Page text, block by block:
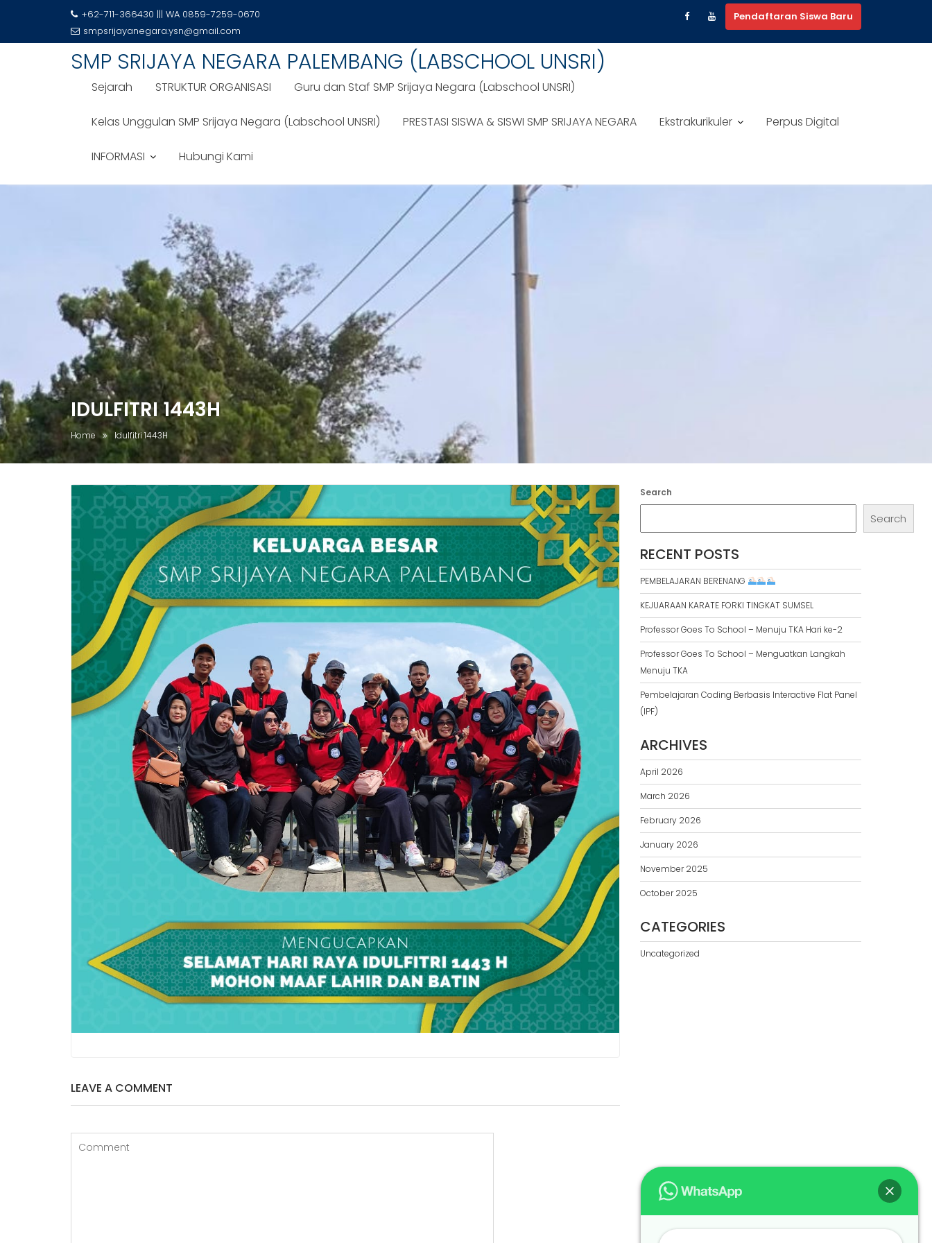
+62-711-366430 ||| WA 0859-7259-0670
smpsrijayanegara.ysn@gmail.com
Pendaftaran Siswa Baru
SMP SRIJAYA NEGARA PALEMBANG (LABSCHOOL UNSRI)
Sejarah STRUKTUR ORGANISASI Guru dan Staf SMP Srijaya Negara (Labschool UNSRI)
Kelas Unggulan SMP Srijaya Negara (Labschool UNSRI) PRESTASI SISWA & SISWI SMP SRIJAYA NEGARA Ekstrakurikuler Perpus Digital
INFORMASI Hubungi Kami
IDULFITRI 1443H
Home Idulfitri 1443H
LEAVE A COMMENT
Search
Search
RECENT POSTS
PEMBELAJARAN BERENANG
KEJUARAAN KARATE FORKI TINGKAT SUMSEL
Professor Goes To School – Menuju TKA Hari ke-2
Professor Goes To School – Menguatkan Langkah
Menuju TKA
Pembelajaran Coding Berbasis Interactive Flat Panel
(IPF)
ARCHIVES
April 2026
March 2026
February 2026
January 2026
November 2025
October 2025
CATEGORIES
Uncategorized